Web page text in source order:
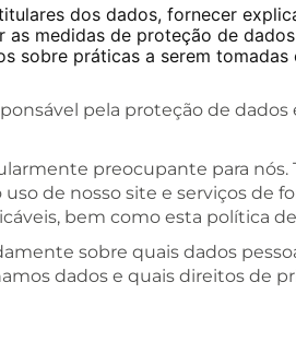
dos dados, fornecer
as medidas de proteção de
sobre práticas a serem
pela proteção de dados
preocupante para nós.
de nosso site e serviços de
bem como esta política
sobre quais dados
dados e quais direitos de